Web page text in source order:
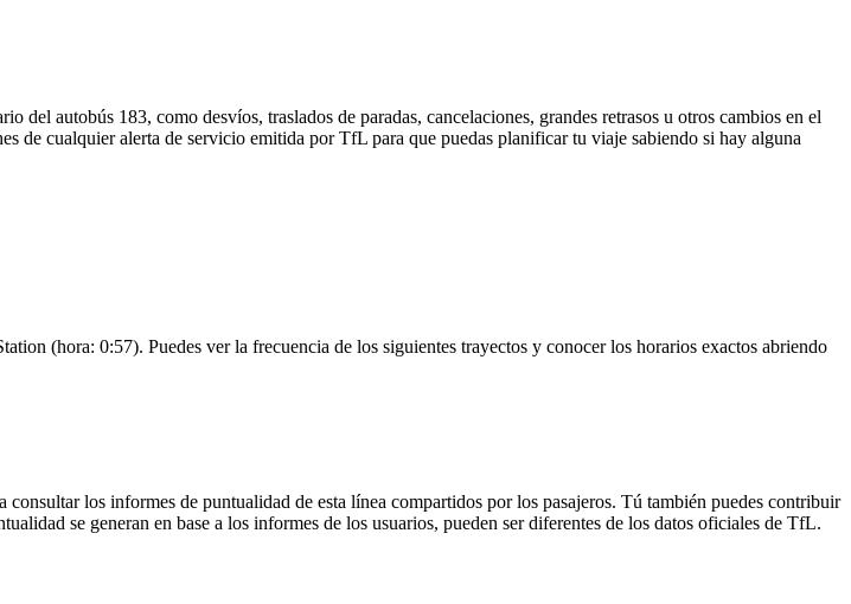
del autobús 183, como desvíos, traslados de paradas, cancelaciones, grandes retrasos u otros cambios en el
de cualquier alerta de servicio emitida por TfL para que puedas planificar tu viaje sabiendo si hay alguna
(hora: 0:57). Puedes ver la frecuencia de los siguientes trayectos y conocer los horarios exactos abriendo
consultar los informes de puntualidad de esta línea compartidos por los pasajeros. Tú también puedes contribuir
se generan en base a los informes de los usuarios, pueden ser diferentes de los datos oficiales de TfL.